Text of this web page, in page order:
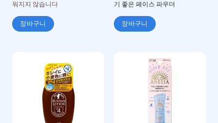
워지지 않습니다
장바구니
기 좋은 페이스 파우더
장바구니